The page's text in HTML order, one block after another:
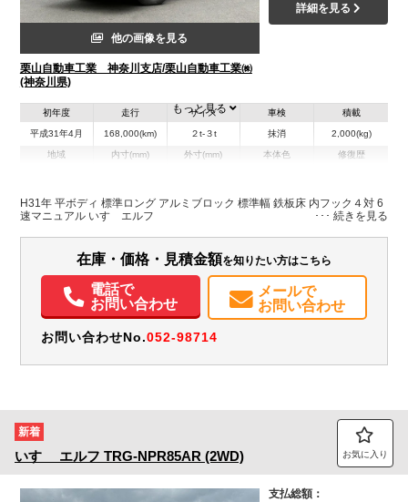
他の画像を見る
栗山自動車工業 神奈川支店/栗山自動車工業㈱
(神奈川県)
詳細を見る
初年度
平成31年4月
走行
168,000(km)
サイズ
２t-３t
車検
抹消
積載
2,000(kg)
地域 内寸(mm) 外寸(mm) 本体色 修復歴
もっと見る
H31年 平ボディ 標準ロング アルミブロック 標準幅 鉄板床 内フック４対 6
速マニュアル いすゞエルフ
在庫・価格・見積金額を知りたい方はこちら
電話で
お問い合わせ
メールで
お問い合わせ
お問い合わせNo.052-98714
新着
いすゞ エルフ TRG-NPR85AR (2WD) お気に入り
支払総額：